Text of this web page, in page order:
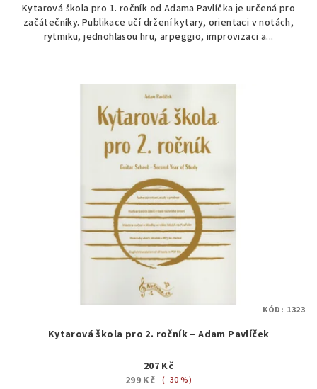
Kytarová škola pro 1. ročník od Adama Pavlíčka je určená pro
začátečníky. Publikace učí držení kytary, orientaci v notách,
rytmiku, jednohlasou hru, arpeggio, improvizaci a...
Kytarová škola pro 2. ročník – Adam Pavlíček
207 Kč
299 Kč (–30 %)
KÓD: 1323